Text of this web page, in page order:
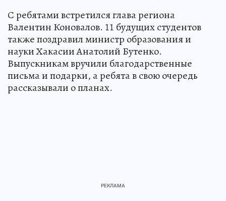
С ребятами встретился глава региона
Валентин Коновалов. 11 будущих студентов
также поздравил министр образования и
науки Хакасии Анатолий Бутенко.
Выпускникам вручили благодарственные
письма и подарки, а ребята в свою очередь
рассказывали о планах.